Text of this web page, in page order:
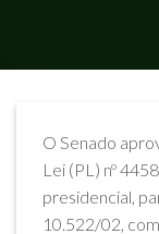
O Senado
Lei (PL) nº
presidencial,
10.522/02,